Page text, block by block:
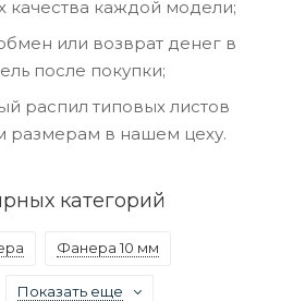
каждой модели;
или возврат денег в
после покупки;
распил типовых листов
в нашем цеху.
категорий
Фанера 10 мм
Показать еще